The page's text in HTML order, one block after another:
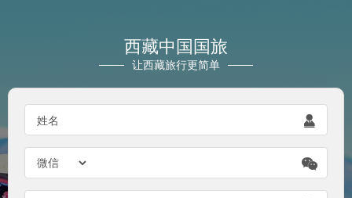
西藏中国国旅
让西藏旅行更简单
姓名 
